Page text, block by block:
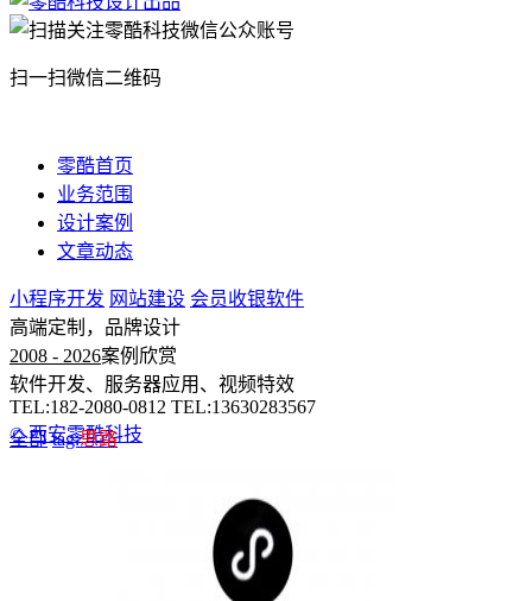
扫一扫微信二维码
零酷首页
业务范围
设计案例
文章动态
小程序开发 网站建设 会员收银软件
高端定制，品牌设计
2008 - 2026案例欣赏
软件开发、服务器应用、视频特效
TEL:182-2080-0812 TEL:13630283567
© 西安零酷科技
全部 tag:思路